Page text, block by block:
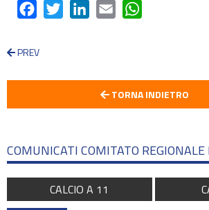
FacebookTwitter LinkedInEmail
PREV
TORNA INDIETRO
COMUNICATI COMITATO
CALCIO A 11